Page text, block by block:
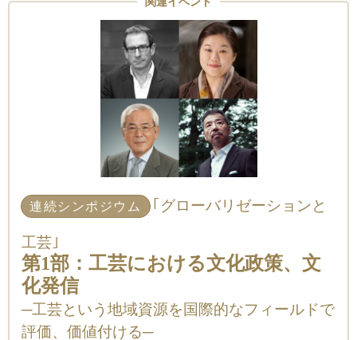
連続シンポジウム ｢グローバリゼーションと
工芸｣
第1部：工芸における文化政策、文
化発信
─工芸という地域資源を国際的なフィールドで
評価、価値付ける─